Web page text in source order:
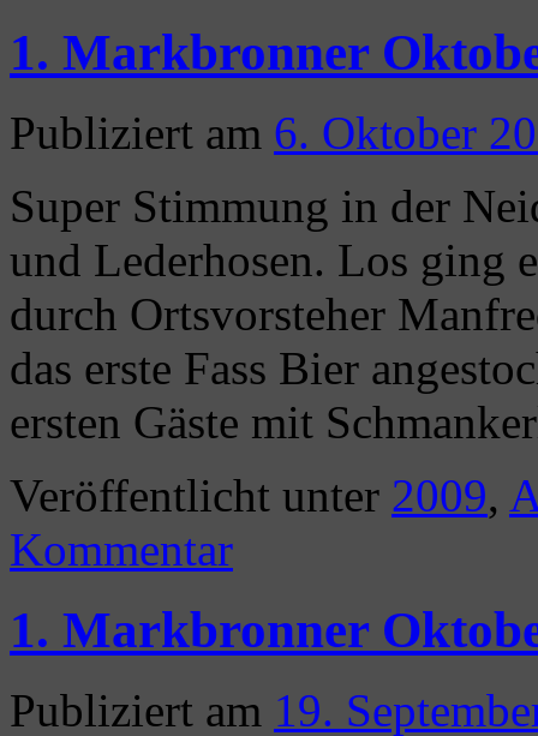
1. Markbronner
Publiziert am 6. Oktober
Super Stimmung in der
und Lederhosen. Los ging
durch Ortsvorsteher
das erste Fass Bier
ersten Gäste mit
Veröffentlicht unter 2009,
Kommentar
1. Markbronner
Publiziert am 19.